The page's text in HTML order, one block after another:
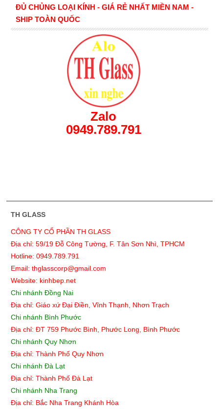
ĐỦ CHỦNG LOẠI KÍNH - GIÁ RẺ NHẤT MIỀN NAM -
SHIP TOÀN QUỐC
Zalo
0949.789.791
TH GLASS
CÔNG TY CỔ PHẦN TH GLASS
Địa chỉ: 59/19 Đỗ Công Tường, F. Tân Sơn Nhì, TPHCM
Hotline: 0949.789.791
Email: thglasscorp@gmail.com
Website: kinhbep.net
Chi nhánh Đồng Nai
Địa chỉ: Giáo xứ Đại Điền, Vĩnh Thạnh, Nhơn Trạch
Chi nhánh Bình Phước
Địa chỉ: ĐT 759 Phước Bình, Phước Long, Bình Phước
Chi nhánh Quy Nhơn
Địa chỉ: Thành Phố Quy Nhơn
Chi nhánh Đà Lạt
Địa chỉ: Thành Phố Đà Lạt
Chi nhánh Nha Trang
Địa chỉ: Bắc Nha Trang Khánh Hòa